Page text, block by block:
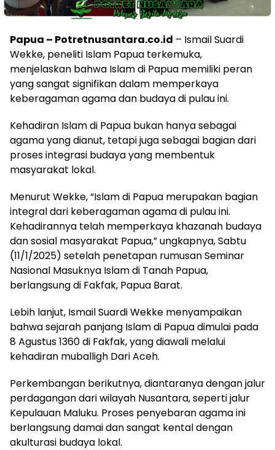
Papua – Potretnusantara.co.id – Ismail Suardi
Wekke, peneliti Islam Papua terkemuka,
menjelaskan bahwa Islam di Papua memiliki peran
yang sangat signifikan dalam memperkaya
keberagaman agama dan budaya di pulau ini.
Kehadiran Islam di Papua bukan hanya sebagai
agama yang dianut, tetapi juga sebagai bagian dari
proses integrasi budaya yang membentuk
masyarakat lokal.
Menurut Wekke, “Islam di Papua merupakan bagian
integral dari keberagaman agama di pulau ini.
Kehadirannya telah memperkaya khazanah budaya
dan sosial masyarakat Papua,” ungkapnya, Sabtu
(11/1/2025) setelah penetapan rumusan Seminar
Nasional Masuknya Islam di Tanah Papua,
berlangsung di Fakfak, Papua Barat.
Lebih lanjut, Ismail Suardi Wekke menyampaikan
bahwa sejarah panjang Islam di Papua dimulai pada
8 Agustus 1360 di Fakfak, yang diawali melalui
kehadiran muballigh Dari Aceh.
Perkembangan berikutnya, diantaranya dengan jalur
perdagangan dari wilayah Nusantara, seperti jalur
Kepulauan Maluku. Proses penyebaran agama ini
berlangsung damai dan sangat kental dengan
akulturasi budaya lokal.